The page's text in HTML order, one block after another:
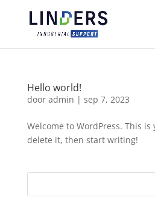
Hello world!
door admin | sep 7, 2023
Welcome to WordPress. This
delete it, then start writing!